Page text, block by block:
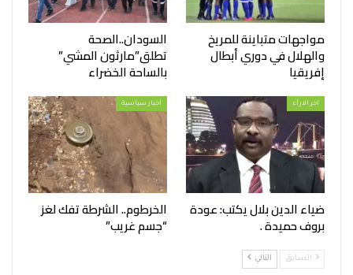
مواجهات متباينة للمريخ
والهلال في دوري أبطال
إفريقيا
السودان..الصحة
تطلق”مارثون المشي”
بالساحة الخضراء
اخر الارأء
ضياء الدين بلال يكتب: عودة
بروف حميدة .
أخبار سياسية
الخرطوم.. الشرطة تفك لغز
“جسم غريب”
السابق التالي